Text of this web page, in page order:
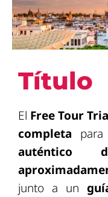
Título
El Free Tour
completa
auténtico
junto a un